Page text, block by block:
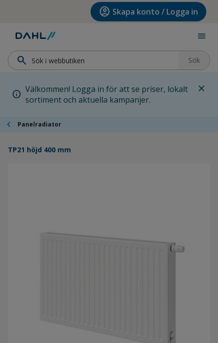
Hoppa till huvudinnehållet account_circle Skapa konto / Logga in
menu
search Sök
info Välkommen! Logga in för att se priser, lokalt
sortiment och aktuella kampanjer.
close
chevron_left Panelradiator
TP21 höjd 400 mm